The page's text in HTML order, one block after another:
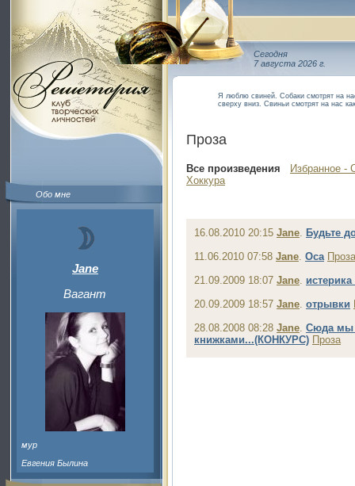
Обо мне
Jane
Вагант
мур
Евгения Былина
Сегодня
7 августа 2026 г.
Я люблю свиней. Собаки смотрят на
сверху вниз. Свиньи смотрят на нас
Проза
Все произведения
Избранное -
Хоккура
16.08.2010 20:15 Jane. Будьте
11.06.2010 07:58 Jane. Оса Проза
21.09.2009 18:07 Jane.
20.09.2009 18:57 Jane. отрывки
28.08.2008 08:28 Jane. Сюда мы
книжками...(КОНКУРС) Проза